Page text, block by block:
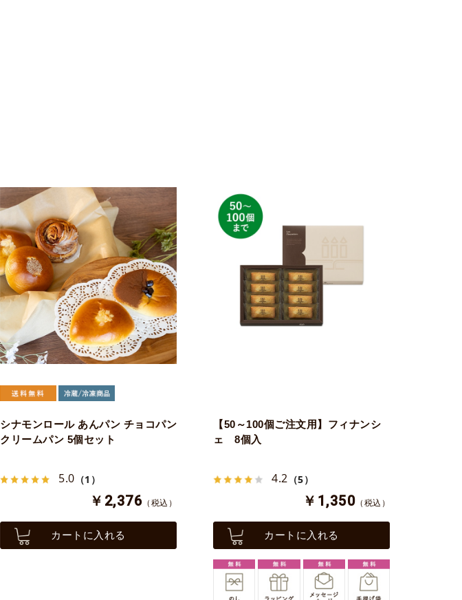
シナモンロール あんパン チョコパン
クリームパン 5個セット
5.0 （1）
￥2,376 （税込）
カートに入れる
【50～100個ご注文用】フィナンシ
ェ 8個入
4.2 （5）
￥1,350 （税込）
カートに入れる